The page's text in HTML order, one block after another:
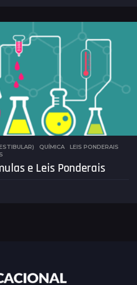
,QUÍMICA LEIS PONDERAIS
e Leis Ponderais